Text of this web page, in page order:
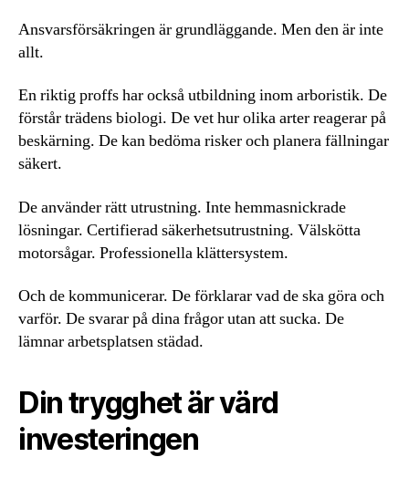
Ansvarsförsäkringen är grundläggande. Men den är inte
allt.
En riktig proffs har också utbildning inom arboristik. De
förstår trädens biologi. De vet hur olika arter reagerar på
beskärning. De kan bedöma risker och planera fällningar
säkert.
De använder rätt utrustning. Inte hemmasnickrade
lösningar. Certifierad säkerhetsutrustning. Välskötta
motorsågar. Professionella klättersystem.
Och de kommunicerar. De förklarar vad de ska göra och
varför. De svarar på dina frågor utan att sucka. De
lämnar arbetsplatsen städad.
Din trygghet är värd
investeringen